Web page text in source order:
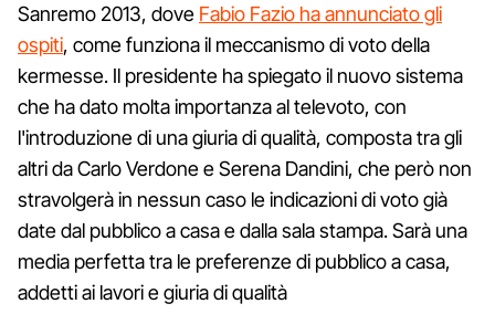
Sanremo 2013, dove Fabio Fazio ha annunciato gli
ospiti, come funziona il meccanismo di voto della
kermesse. Il presidente ha spiegato il nuovo sistema
che ha dato molta importanza al televoto, con
l'introduzione di una giuria di qualità, composta tra gli
altri da Carlo Verdone e Serena Dandini, che però non
stravolgerà in nessun caso le indicazioni di voto già
date dal pubblico a casa e dalla sala stampa. Sarà una
media perfetta tra le preferenze di pubblico a casa,
addetti ai lavori e giuria di qualità